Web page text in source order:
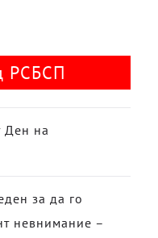
РСБСП
Ден на
за да го
невнимание –